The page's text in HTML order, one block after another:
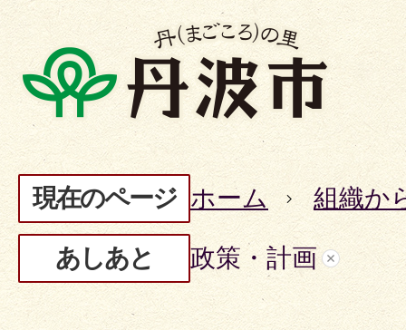
現在のページ ホーム 組織か
あしあと 政策・計画